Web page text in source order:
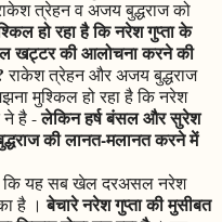
त्रेहन व अजय बुद्धराज को
हो रहा है कि नरेश गुप्ता के
खट्टर की आलोचना करने की
राकेश त्रेहन और अजय बुद्धराज
मुश्किल हो रहा है कि नरेश
ने है -लेकिन हर्ष बंसल और सुरेश
की लानत-मलानत करने में
कि यह सब खेल दरअसल नरेश
है ।बेचारे नरेश गुप्ता की मुसीबत